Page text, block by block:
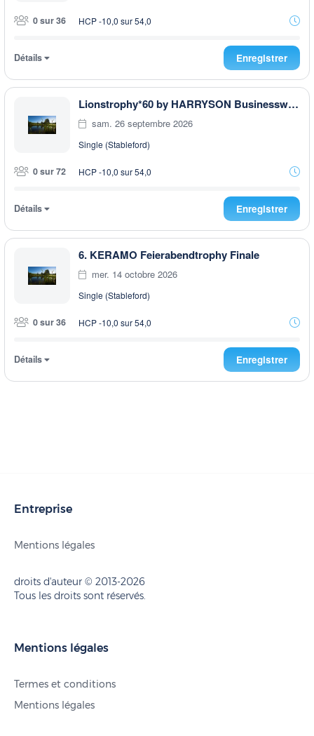
0 sur 36 HCP -10,0 sur 54,0
Détails Enregistrer
Lionstrophy*60 by HARRYSON Businesswear
sam. 26 septembre 2026
Single (Stableford)
0 sur 72 HCP -10,0 sur 54,0
Détails Enregistrer
6. KERAMO Feierabendtrophy Finale
mer. 14 octobre 2026
Single (Stableford)
0 sur 36 HCP -10,0 sur 54,0
Détails Enregistrer
Entreprise
Mentions légales
droits d'auteur © 2013-2026
Tous les droits sont réservés.
Mentions légales
Termes et conditions
Mentions légales